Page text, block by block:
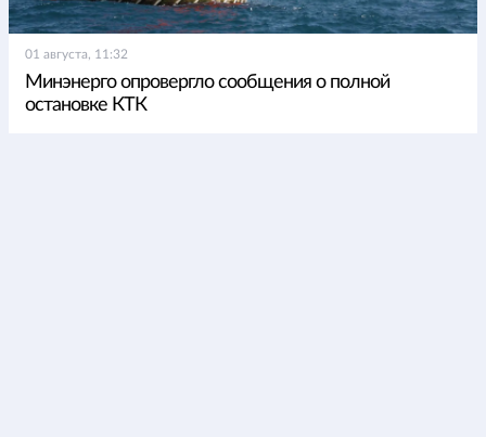
01 августа, 11:32
Минэнерго опровергло сообщения о полной
остановке КТК